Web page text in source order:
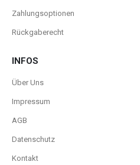
Zahlungsoptionen
Rückgaberecht
INFOS
Über Uns
Impressum
AGB
Datenschutz
Kontakt